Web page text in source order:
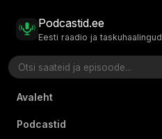
Podcastid.ee
Eesti raadio ja taskuhaalingud
Avaleht
Podcastid